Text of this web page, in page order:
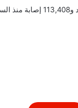
أشارت الصحة إلى ارتفاع حصيلة العدوان
دير البلح وسط